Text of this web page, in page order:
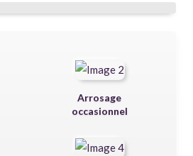
Arrosage
occasionnel